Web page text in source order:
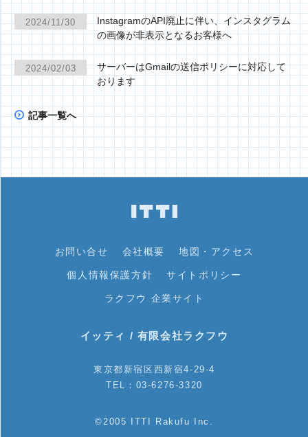
2024/11/30
InstagramのAPI廃止に伴い、インスタグラム
の画像が非表示となるお客様へ
2024/02/03
サーバーはGmailの送信ポリシーに対応して
おります
記事一覧へ
イッティ / 有限会社ラクフウ
東京都新宿区西新宿4-29-4
TEL：03-6276-3320
©2005 ITTI Rakufu Inc.
お問い合せ 会社概要 地図・アクセス
個人情報保護方針 サイトポリシー
ラクフウ 企業サイト